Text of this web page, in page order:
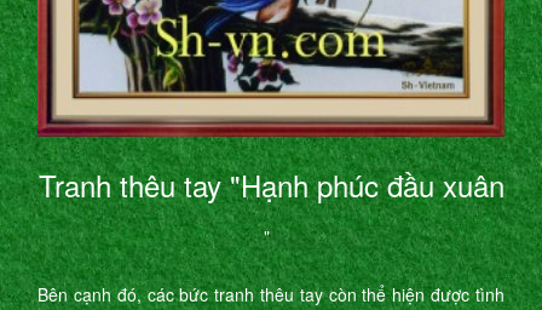
Tranh thêu tay "Hạnh phúc đầu xuân
"
Bên cạnh đó, các bức tranh thêu tay còn thể hiện được tình